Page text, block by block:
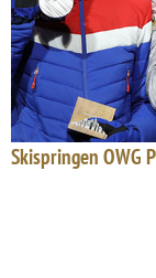
Skispringen OWG